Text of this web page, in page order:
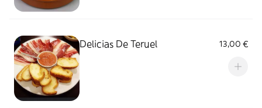
Delicias De Teruel 13,00 €